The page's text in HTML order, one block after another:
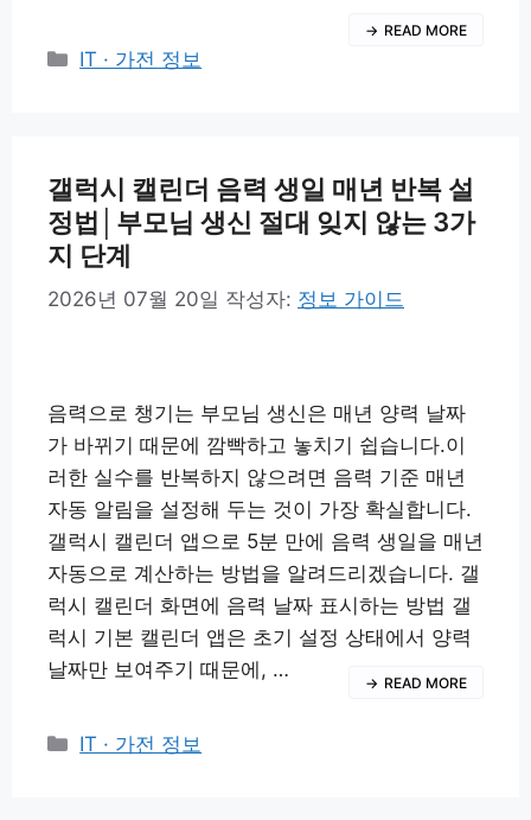
READ MORE
카
IT · 가전 정보
갤럭시 캘린더 음력 생일 매년 반복 설
정법│부모님 생신 절대 잊지 않는 3가
지 단계
2026년 07월 20일 작성자: 정보 가이드
음력으로 챙기는 부모님 생신은 매년 양력 날짜
가 바뀌기 때문에 깜빡하고 놓치기 쉽습니다.이
러한 실수를 반복하지 않으려면 음력 기준 매년
자동 알림을 설정해 두는 것이 가장 확실합니다.
갤럭시 캘린더 앱으로 5분 만에 음력 생일을 매년
자동으로 계산하는 방법을 알려드리겠습니다. 갤
럭시 캘린더 화면에 음력 날짜 표시하는 방법 갤
럭시 기본 캘린더 앱은 초기 설정 상태에서 양력
날짜만 보여주기 때문에, …
READ MORE
카
IT · 가전 정보